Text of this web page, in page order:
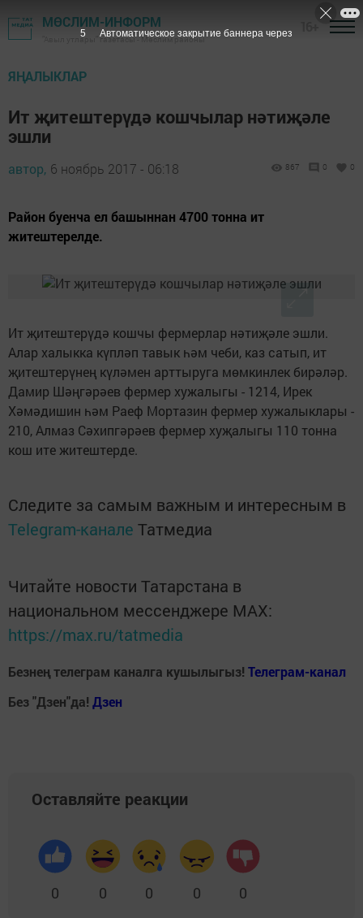
МӨСЛИМ-ИНФОРМ
"Авыл утлары" газетасы - Мөслим районы
ЯҢАЛЫКЛАР
Ит җитештерүдә кошчылар нәтиҗәле
эшли
автор, 6 ноябрь 2017 - 06:18 867 0 0
Район буенча ел башыннан 4700 тонна ит
житештерелде.
Ит җитештерүдә кошчы фермерлар нәтиҗәле эшли.
Алар халыкка күпләп тавык һәм чеби, каз сатып, ит
җитештерүнең күләмен арттыруга мөмкинлек бирәләр.
Дамир Шәңгәрәев фермер хужалыгы - 1214, Ирек
Хәмәдишин һәм Раеф Мортазин фермер хужалыклары -
210, Алмаз Сәхипгәрәев фермер хуҗалыгы 110 тонна
кош ите житештерде.
Следите за самым важным и интересным в
Telegram-канале Татмедиа
Читайте новости Татарстана в
национальном мессенджере MАХ:
https://max.ru/tatmedia
Безнең телеграм каналга кушылыгыз! Телеграм-канал
Без "Дзен"да! Дзен
Оставляйте реакции
0 0 0 0 0
5 Автоматическое закрытие баннера через